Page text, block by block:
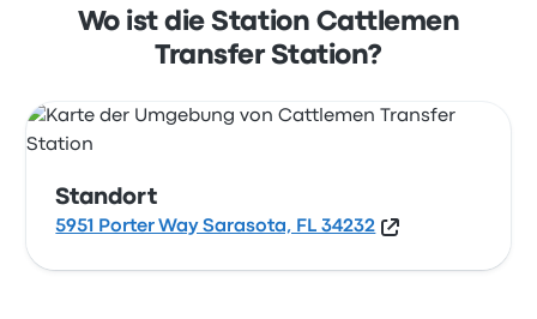
Sie sich den Standort dieser Bushaltestelle in
Sarasota auf einer Karte an.
Wo ist die Station Cattlemen
Transfer Station?
Standort
5951 Porter Way Sarasota, FL 34232